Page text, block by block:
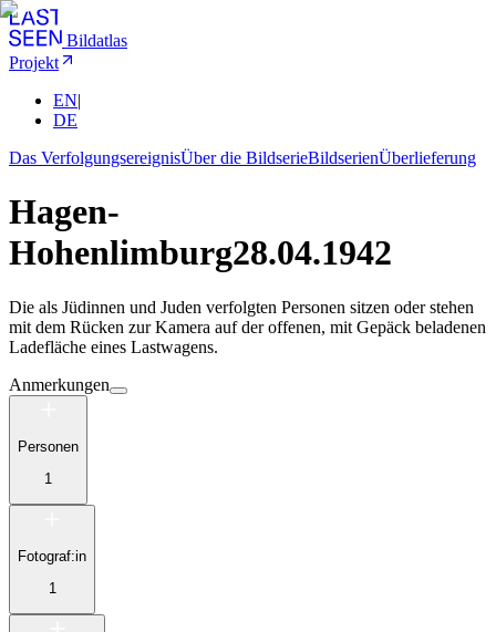
Bildatlas
Projekt
EN|
DE
Das VerfolgungsereignisÜber die BildserieBildserienÜberlieferung
Hagen-
Hohenlimburg28.04.1942
Die als Jüdinnen und Juden verfolgten Personen sitzen oder stehen
mit dem Rücken zur Kamera auf der offenen, mit Gepäck beladenen
Ladefläche eines Lastwagens.
Anmerkungen
Personen
1
Fotograf:in
1